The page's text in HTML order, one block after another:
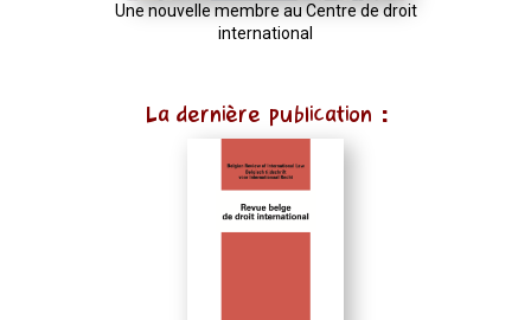
Une nouvelle membre au Centre de droit
international
La dernière publication :